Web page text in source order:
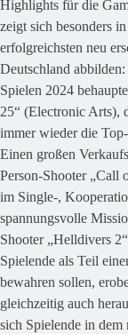
Highlights für die
zeigt sich besonders
erfolgreichsten neu
Deutschland
Spielen 2024
25“ (Electronic Arts),
immer wieder die
Einen großen
Person-Shooter
im Single-,
spannungsvolle
Shooter „Helldivers
Spielende als Teil
bewahren sollen,
gleichzeitig auch
sich Spielende in